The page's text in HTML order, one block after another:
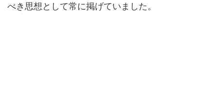
べき思想として常に掲げていました。